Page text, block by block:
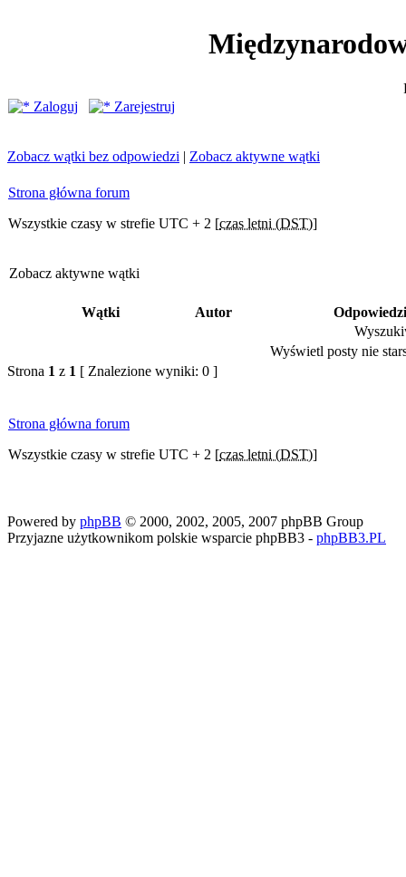
Zaloguj
Zarejestruj
Zobacz wątki bez odpowiedzi | Zobacz aktywne wątki
Strona główna forum
Wszystkie czasy w strefie UTC + 2 [czas letni (DST)]
Zobacz aktywne wątki
Wątki Autor
Wyświetl posty nie
Strona 1 z 1 [ Znalezione wyniki: 0 ]
Strona główna forum
Wszystkie czasy w strefie UTC + 2 [czas letni (DST)]
Powered by phpBB © 2000, 2002, 2005, 2007 phpBB Group
Przyjazne użytkownikom polskie wsparcie phpBB3 - phpBB3.PL